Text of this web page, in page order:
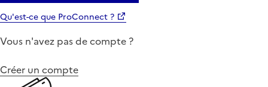
Qu'est-ce que ProConnect ?
Vous n'avez pas de compte ?
Créer un compte